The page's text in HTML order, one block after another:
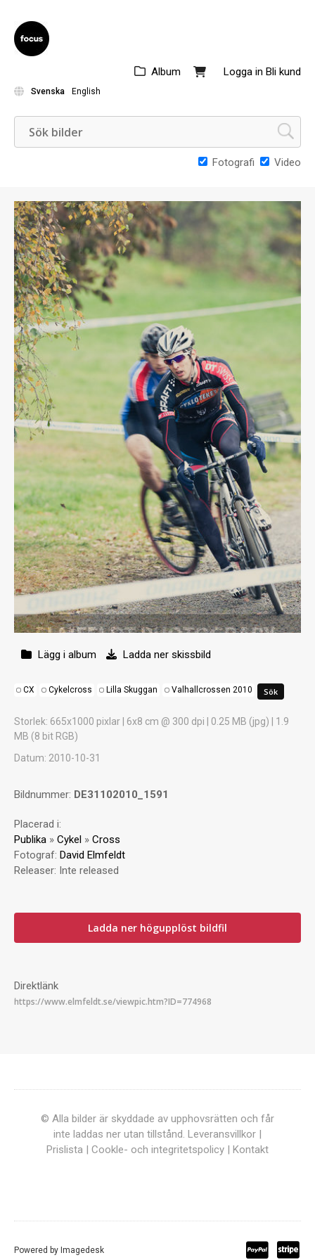
Logga in Bli kund
Album
Svenska English
Fotografi Video
Lägg i album Ladda ner skissbild
CX Cykelcross Lilla Skuggan Valhallcrossen 2010
Storlek: 665x1000 pixlar | 6x8 cm @ 300 dpi | 0.25 MB (jpg) | 1.9
MB (8 bit RGB)
Datum: 2010-10-31
Bildnummer: DE31102010_1591
Placerad i:
Publika » Cykel » Cross
Fotograf: David Elmfeldt
Releaser: Inte released
Ladda ner högupplöst bildfil
Direktlänk
© Alla bilder är skyddade av upphovsrätten och får
inte laddas ner utan tillstånd. Leveransvillkor |
Prislista | Cookle- och integritetspolicy | Kontakt
Powered by Imagedesk